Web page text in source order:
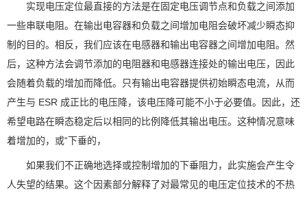
实现电压定位最直接的方法是在固定电压调节点和负载之间添加
一些串联电阻。在输出电容器和负载之间增加电阻会破坏减少瞬态抑
制的目的。相反，我们应该在电感器和输出电容器之间增加电阻。然
后，这种方法会调节添加的电阻器和电感器连接处的输出电压，因此
会随着负载的增加而降低。只有输出电容器提供初始瞬态电流，从而
产生与 ESR 成正比的电压降，该电压降可能不小于必要值。因此，还
希望电路在瞬态稳定后以相同的比例降低其输出电压。这种情况意味
着增加的，或“下垂的，
如果我们不正确地选择或控制增加的下垂阻力，此实施会产生令
人失望的结果。这个因素部分解释了对最常见的电压定位技术的不热